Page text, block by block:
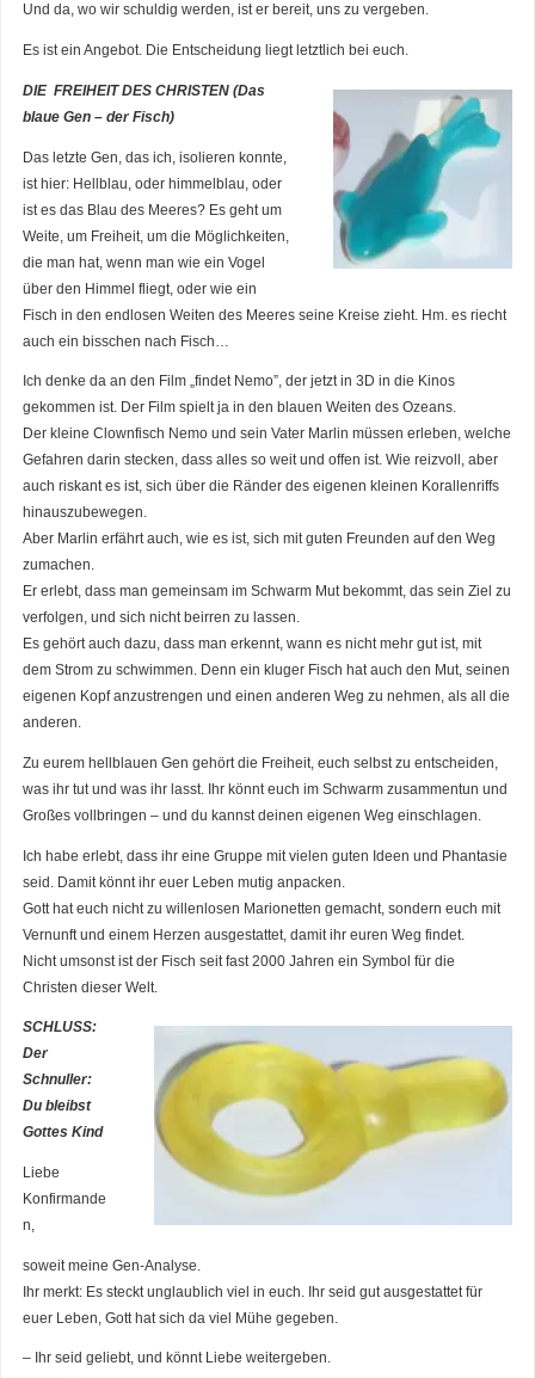
Und da, wo wir schuldig werden, ist er bereit, uns zu vergeben.
Es ist ein Angebot. Die Entscheidung liegt letztlich bei euch.
DIE FREIHEIT DES CHRISTEN (Das
blaue Gen – der Fisch)
Das letzte Gen, das ich, isolieren konnte,
ist hier: Hellblau, oder himmelblau, oder
ist es das Blau des Meeres? Es geht um
Weite, um Freiheit, um die Möglichkeiten,
die man hat, wenn man wie ein Vogel
über den Himmel fliegt, oder wie ein
Fisch in den endlosen Weiten des Meeres seine Kreise zieht. Hm. es riecht
auch ein bisschen nach Fisch…
Ich denke da an den Film „findet Nemo”, der jetzt in 3D in die Kinos
gekommen ist. Der Film spielt ja in den blauen Weiten des Ozeans.
Der kleine Clownfisch Nemo und sein Vater Marlin müssen erleben, welche
Gefahren darin stecken, dass alles so weit und offen ist. Wie reizvoll, aber
auch riskant es ist, sich über die Ränder des eigenen kleinen Korallenriffs
hinauszubewegen.
Aber Marlin erfährt auch, wie es ist, sich mit guten Freunden auf den Weg
zumachen.
Er erlebt, dass man gemeinsam im Schwarm Mut bekommt, das sein Ziel zu
verfolgen, und sich nicht beirren zu lassen.
Es gehört auch dazu, dass man erkennt, wann es nicht mehr gut ist, mit
dem Strom zu schwimmen. Denn ein kluger Fisch hat auch den Mut, seinen
eigenen Kopf anzustrengen und einen anderen Weg zu nehmen, als all die
anderen.
Zu eurem hellblauen Gen gehört die Freiheit, euch selbst zu entscheiden,
was ihr tut und was ihr lasst. Ihr könnt euch im Schwarm zusammentun und
Großes vollbringen – und du kannst deinen eigenen Weg einschlagen.
Ich habe erlebt, dass ihr eine Gruppe mit vielen guten Ideen und Phantasie
seid. Damit könnt ihr euer Leben mutig anpacken.
Gott hat euch nicht zu willenlosen Marionetten gemacht, sondern euch mit
Vernunft und einem Herzen ausgestattet, damit ihr euren Weg findet.
Nicht umsonst ist der Fisch seit fast 2000 Jahren ein Symbol für die
Christen dieser Welt.
SCHLUSS:
Der
Schnuller:
Du bleibst
Gottes Kind
Liebe
Konfirmande
n,
soweit meine Gen-Analyse.
Ihr merkt: Es steckt unglaublich viel in euch. Ihr seid gut ausgestattet für
euer Leben, Gott hat sich da viel Mühe gegeben.
– Ihr seid geliebt, und könnt Liebe weitergeben.